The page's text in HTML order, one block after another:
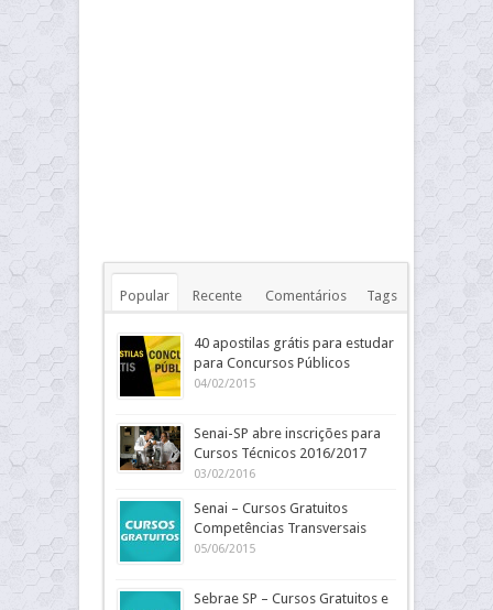
Popular Recente Comentários Tags
40 apostilas grátis para estudar
para Concursos Públicos
04/02/2015
Senai-SP abre inscrições para
Cursos Técnicos 2016/2017
03/02/2016
Senai – Cursos Gratuitos
Competências Transversais
05/06/2015
Sebrae SP – Cursos Gratuitos e